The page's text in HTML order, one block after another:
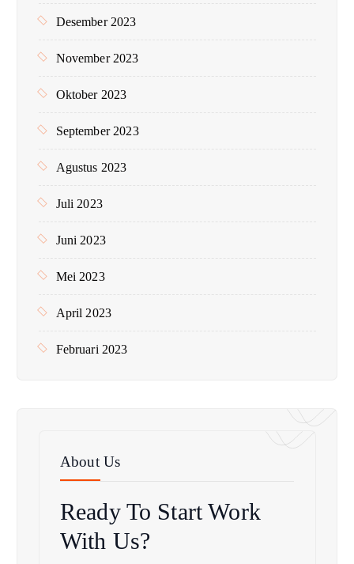
Desember 2023
November 2023
Oktober 2023
September 2023
Agustus 2023
Juli 2023
Juni 2023
Mei 2023
April 2023
Februari 2023
About Us
Ready To StartWork
With Us?